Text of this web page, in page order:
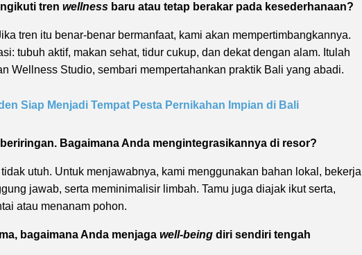
tren wellness baru atau tetap berakar pada kesederhanaan?
tren itu benar-benar bermanfaat, kami akan mempertimbangkannya.
tubuh aktif, makan sehat, tidur cukup, dan dekat dengan alam. Itulah
Wellness Studio, sembari mempertahankan praktik Bali yang abadi.
Siap Menjadi Tempat Pesta Pernikahan Impian di Bali
Bagaimana Anda mengintegrasikannya di resor?
utuh. Untuk menjawabnya, kami menggunakan bahan lokal, bekerja
jawab, serta meminimalisir limbah. Tamu juga diajak ikut serta,
atau menanam pohon.
bagaimana Anda menjaga well-being diri sendiri tengah